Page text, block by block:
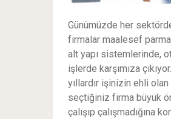
Günümüzde her
firmalar maalesef
alt yapı sistemlerinde,
işlerde karşımıza
yıllardır işinizin ehli
seçtiğiniz firma büyük
çalışıp çalışmadığına